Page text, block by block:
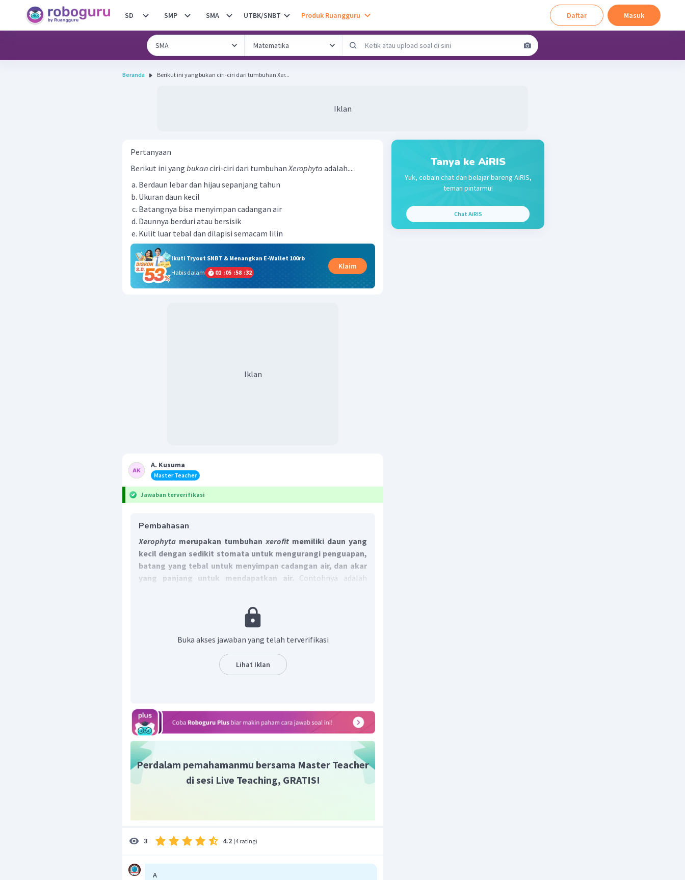
SD SMP SMA UTBK/SNBT Produk Ruangguru Daftar Masuk
Beranda Berikut ini yang bukan ciri-ciri dari tumbuhan Xer...
Iklan
Pertanyaan
Berikut ini yang bukanciri-ciri dari tumbuhanXerophyta adalah....
Berdaun Iebar dan hijau sepanjang tahun
Ukuran daun kecil
Batangnya bisa menyimpan cadangan air
Daunnya berduri atau bersisik
Kulit luar tebal dan dilapisi semacam lilin
Ikuti Tryout SNBT & Menangkan E-Wallet 100rb
Habis dalam
01 :05 :58 :32
Klaim
Iklan
A. Kusuma
Master Teacher
Jawaban terverifikasi
Pembahasan
Xerophyta merupakan tumbuhanxerofit memiliki daun yang
kecil dengan sedikit stomata untuk mengurangi penguapan,
batang yang tebal untuk menyimpan cadangan air, dan akar
yang panjang untuk mendapatkan air. Contohnya adalah
Buka akses jawaban yang telah terverifikasi
Lihat Iklan
Perdalam pemahamanmu bersama Master Teacher
di sesi Live Teaching, GRATIS!
3 4.2 (4 rating)
A
Tanya ke AiRIS
Yuk, cobain chat dan belajar bareng AiRIS,
teman pintarmu!
Chat AiRIS